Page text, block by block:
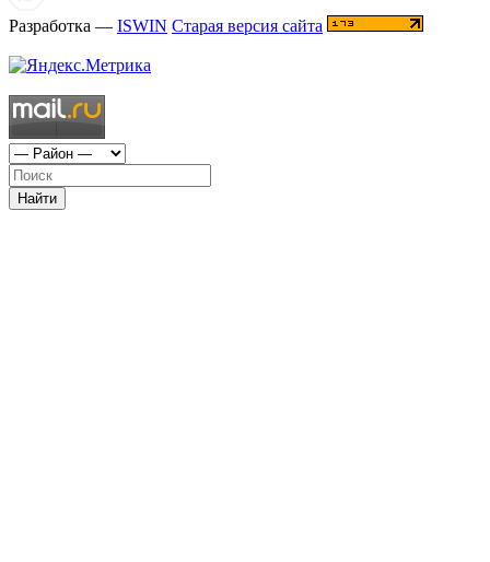
Разработка — ISWIN Старая версия сайта
Найти